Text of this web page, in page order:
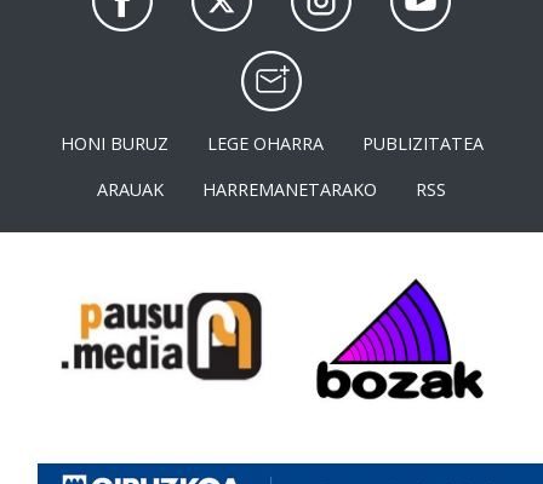
HONI BURUZ LEGE OHARRA
PUBLIZITATEA
ARAUAK
HARREMANETARAKO RSS